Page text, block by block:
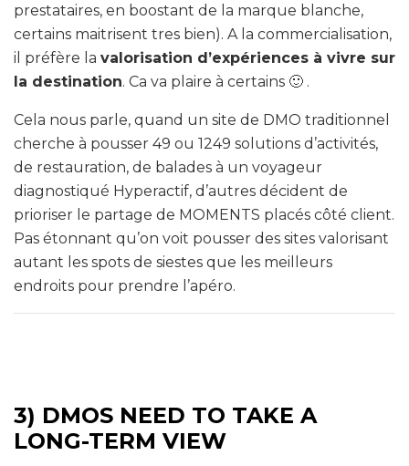
prestataires, en boostant de la marque blanche,
certains maitrisent tres bien). A la commercialisation,
il préfère la valorisation d’expériences à vivre sur
la destination. Ca va plaire à certains 🙂 .
Cela nous parle, quand un site de DMO traditionnel
cherche à pousser 49 ou 1249 solutions d’activités,
de restauration, de balades à un voyageur
diagnostiqué Hyperactif, d’autres décident de
prioriser le partage de MOMENTS placés côté client.
Pas étonnant qu’on voit pousser des sites valorisant
autant les spots de siestes que les meilleurs
endroits pour prendre l’apéro.
3) DMOS NEED TO TAKE A
LONG-TERM VIEW